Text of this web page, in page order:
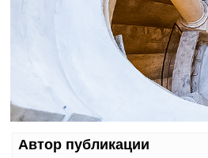
Автор публикации